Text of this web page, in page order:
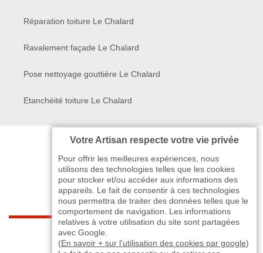
Réparation toiture Le Chalard
Ravalement façade Le Chalard
Pose nettoyage gouttière Le Chalard
Etanchéité toiture Le Chalard
Votre Artisan respecte votre vie privée
Pour offrir les meilleures expériences, nous
utilisons des technologies telles que les cookies
pour stocker et/ou accéder aux informations des
appareils. Le fait de consentir à ces technologies
nous permettra de traiter des données telles que le
comportement de navigation. Les informations
relatives à votre utilisation du site sont partagées
avec Google.
(En savoir + sur l'utilisation des cookies par google)